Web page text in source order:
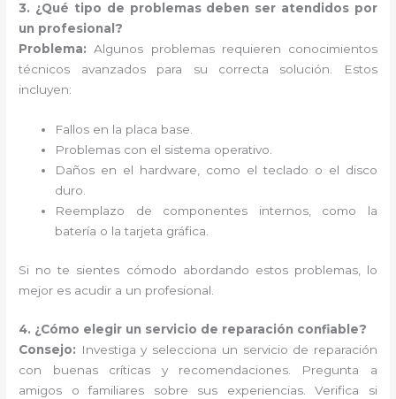
3. ¿Qué tipo de problemas deben ser atendidos por
un profesional?
Problema: Algunos problemas requieren conocimientos
técnicos avanzados para su correcta solución. Estos
incluyen:
Fallos en la placa base.
Problemas con el sistema operativo.
Daños en el hardware, como el teclado o el disco
duro.
Reemplazo de componentes internos, como la
batería o la tarjeta gráfica.
Si no te sientes cómodo abordando estos problemas, lo
mejor es acudir a un profesional.
4. ¿Cómo elegir un servicio de reparación confiable?
Consejo: Investiga y selecciona un servicio de reparación
con buenas críticas y recomendaciones. Pregunta a
amigos o familiares sobre sus experiencias. Verifica si